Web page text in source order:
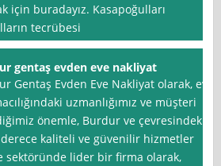
için buradayız. Kasapoğulları
tecrübesi
gentaş evden eve nakliyat
Gentaş Evden Eve Nakliyat olarak, ev
uzmanlığımız ve müşteri
önemle, Burdur ve çevresindeki
kaliteli ve güvenilir hizmetler
sektöründe lider bir firma olarak,